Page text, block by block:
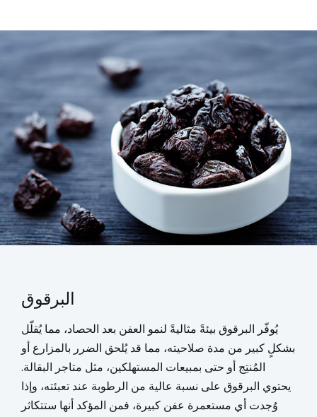
البرقوق
يُوفّر البرقوق بيئةً مثاليةً لنمو العفن بعد الحصاد، مما يُقلّل
بشكلٍ كبير من مدة صلاحيته، مما قد يُلحق الضرر بالمزارع أو
المُنتِج أو حتى بمبيعات المستهلكين، مثل متاجر البقالة.
يحتوي البرقوق على نسبة عالية من الرطوبة عند تعبئته، وإذا
وُجدت أي مستعمرة عفن كبيرة، فمن المؤكد أنها ستتكاثر